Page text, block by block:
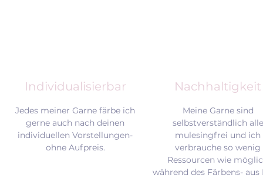
Individualisierbar Nachhaltigkeit
Jedes meiner Garne färbe ich
gerne auch nach deinen
individuellen Vorstellungen-
ohne Aufpreis.
Meine Garne sind
selbstverständlich alle
mulesingfrei und ich
verbrauche so wenig
Ressourcen wie
während des Färbens- aus